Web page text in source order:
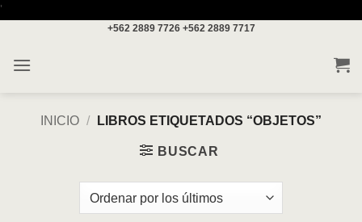
'
+562 2889 7726 +562 2889 7717
INICIO / LIBROS ETIQUETADOS “OBJETOS”
BUSCAR